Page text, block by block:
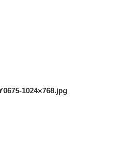
1024×768.jpg